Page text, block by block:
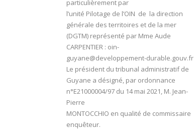
particulièrement par
l’unité Pilotage de l’OIN de la direction
générale des territoires et de la mer
(DGTM) représenté par Mme Aude
CARPENTIER : oin-
guyane@developpement-durable.gouv.fr
Le président du tribunal administratif de
Guyane a désigné, par ordonnance
n°E21000004/97 du 14 mai 2021, M. Jean-
Pierre
MONTOCCHIO en qualité de commissaire
enquêteur.